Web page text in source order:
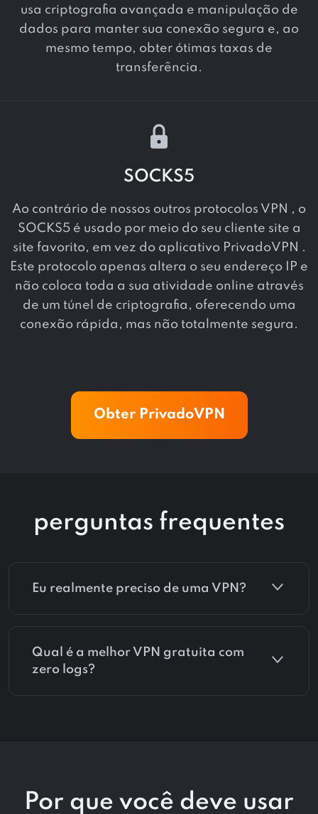
usa criptografia avançada e manipulação de
dados para manter sua conexão segura e, ao
mesmo tempo, obter ótimas taxas de
transferência.
SOCKS5
Ao contrário de nossos outros protocolos VPN , o
SOCKS5 é usado por meio do seu cliente site a
site favorito, em vez do aplicativo PrivadoVPN .
Este protocolo apenas altera o seu endereço IP e
não coloca toda a sua atividade online através
de um túnel de criptografia, oferecendo uma
conexão rápida, mas não totalmente segura.
Obter PrivadoVPN
perguntas frequentes
Eu realmente preciso de uma VPN?
Qual é a melhor VPN gratuita com
zero logs?
Por que você deve usar